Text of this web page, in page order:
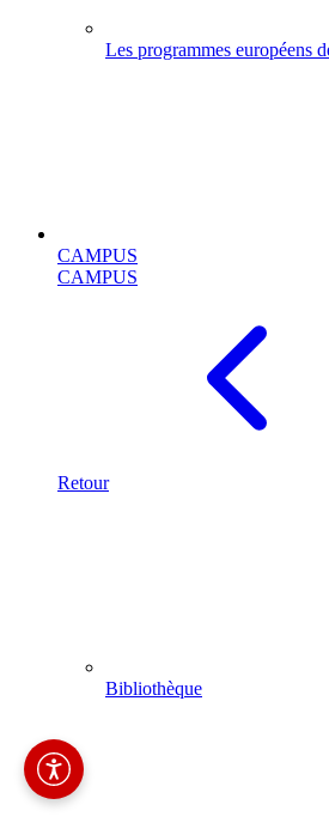
Les programmes européens
CAMPUS
CAMPUS
Retour
Bibliothèque